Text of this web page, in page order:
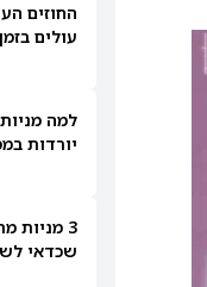
החוזים
עולים
יורדות
שכדאי